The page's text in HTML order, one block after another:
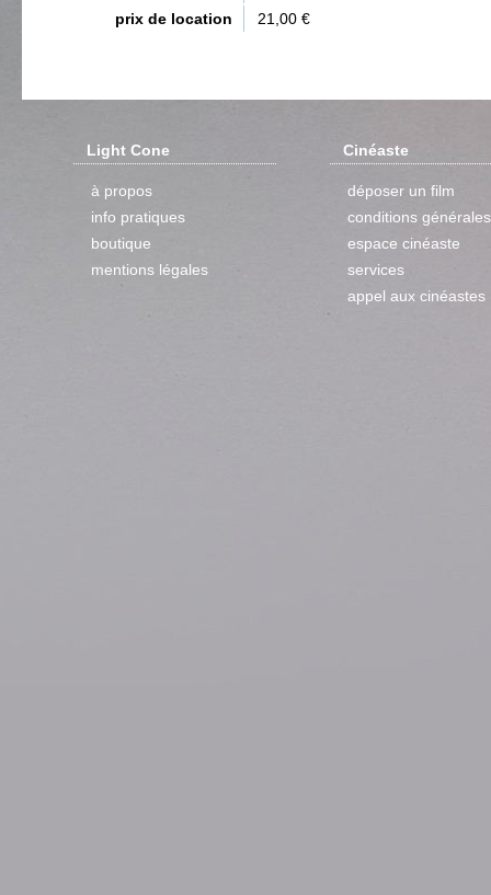
prix de location
21,00 €
Light Cone
à propos
info pratiques
boutique
mentions légales
Cinéaste
déposer un film
conditions générales
espace cinéaste
services
appel aux cinéastes